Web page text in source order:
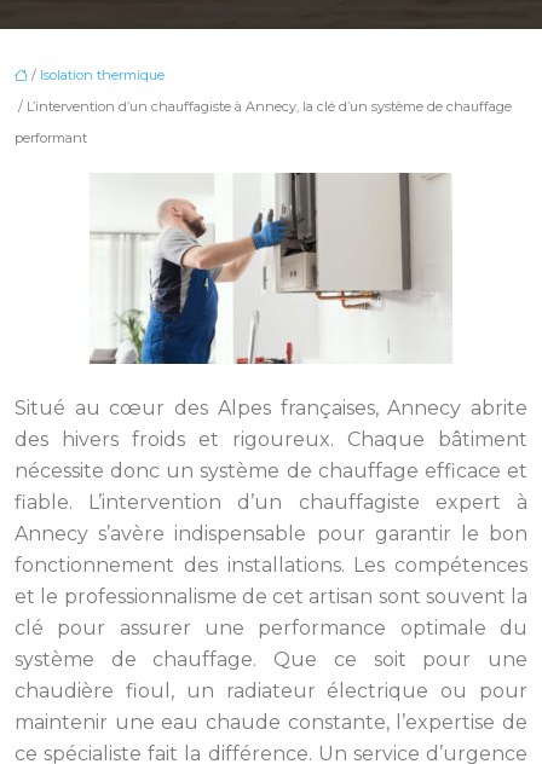
/ Isolation thermique
/ L’intervention d’un chauffagiste à Annecy, la clé d’un système de chauffage
performant
Situé au cœur des Alpes françaises, Annecy abrite
des hivers froids et rigoureux. Chaque bâtiment
nécessite donc un système de chauffage efficace et
fiable. L’intervention d’un chauffagiste expert à
Annecy s’avère indispensable pour garantir le bon
fonctionnement des installations. Les compétences
et le professionnalisme de cet artisan sont souvent la
clé pour assurer une performance optimale du
système de chauffage. Que ce soit pour une
chaudière fioul, un radiateur électrique ou pour
maintenir une eau chaude constante, l’expertise de
ce spécialiste fait la différence. Un service d’urgence